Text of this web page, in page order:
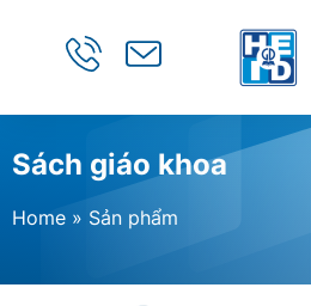
Sách giáo khoa
Home » Sản phẩm